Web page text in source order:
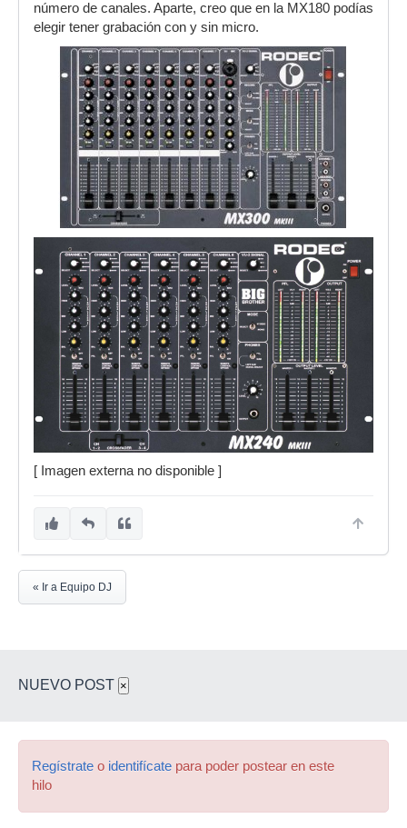
número de canales. Aparte, creo que en la MX180 podías
elegir tener grabación con y sin micro.
[ Imagen externa no disponible ]
« Ir a Equipo DJ
NUEVO POST ×
Regístrate o identifícate para poder postear en este
hilo